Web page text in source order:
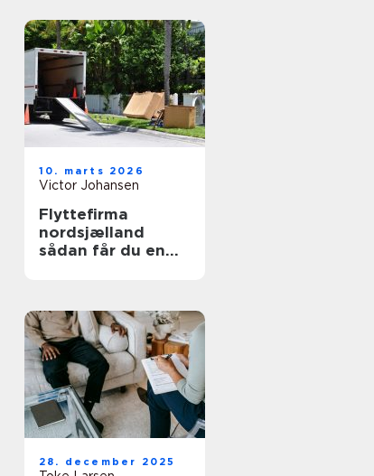
10. marts 2026
Victor Johansen
Flyttefirma
nordsjælland
sådan får du en
28. december 2025